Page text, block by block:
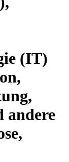
(IT)
andere